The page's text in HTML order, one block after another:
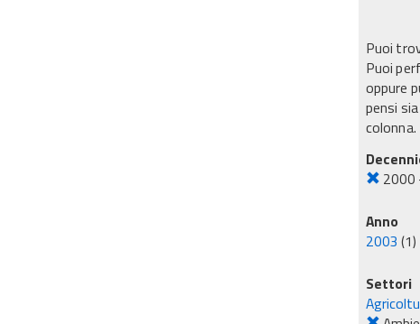
Puoi
Puoi
oppure
pensi
colonna.
2000
Anno
2003 (1)
Settori